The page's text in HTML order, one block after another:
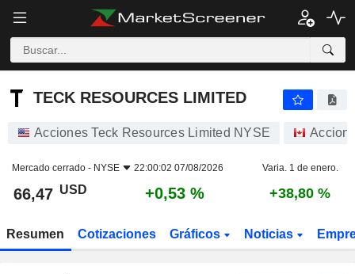
TECK RESOURCES LIMITED
TECK RESOURCES LIMITED
Acciones Teck Resources Limited NYSE
Mercado cerrado - NYSE 22:00:02 07/08/2026 Varia. 1 de enero.
66,47 USD +0,53 % +38,80 %
Resumen Cotizaciones Gráficos Noticias